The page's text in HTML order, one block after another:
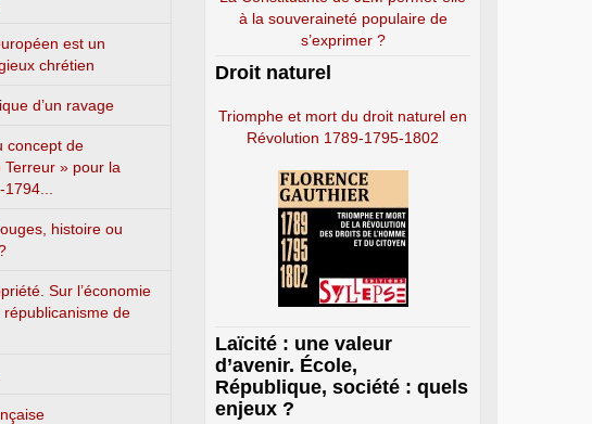
est un
chrétien
d’un ravage
concept de
» pour la
histoire ou
Sur l’économie
républicanisme de
à la souveraineté populaire de
s’exprimer ?
Droit naturel
Triomphe et mort du droit naturel en
Révolution 1789-1795-1802
Laïcité : une valeur
d’avenir. École,
République, société : quels
enjeux ?